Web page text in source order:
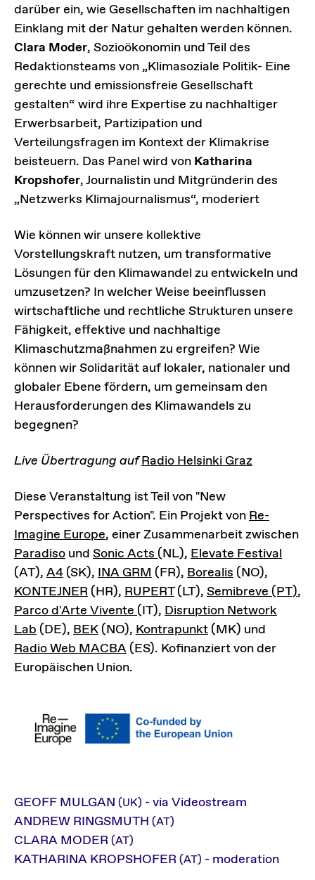
darüber ein, wie Gesellschaften im nachhaltigen
Einklang mit der Natur gehalten werden können.
Clara Moder, Sozioökonomin und Teil des
Redaktionsteams von „Klimasoziale Politik- Eine
gerechte und emissionsfreie Gesellschaft
gestalten“ wird ihre Expertise zu nachhaltiger
Erwerbsarbeit, Partizipation und
Verteilungsfragen im Kontext der Klimakrise
beisteuern. Das Panel wird von Katharina
Kropshofer, Journalistin und Mitgründerin des
„Netzwerks Klimajournalismus“, moderiert
Wie können wir unsere kollektive
Vorstellungskraft nutzen, um transformative
Lösungen für den Klimawandel zu entwickeln und
umzusetzen? In welcher Weise beeinflussen
wirtschaftliche und rechtliche Strukturen unsere
Fähigkeit, effektive und nachhaltige
Klimaschutzmaßnahmen zu ergreifen? Wie
können wir Solidarität auf lokaler, nationaler und
globaler Ebene fördern, um gemeinsam den
Herausforderungen des Klimawandels zu
begegnen?
Live Übertragung aufRadio Helsinki Graz
Diese Veranstaltung ist Teil von "New
Perspectives for Action". Ein Projekt von Re-
Imagine Europe, einer Zusammenarbeit zwischen
Paradiso und Sonic Acts (NL), Elevate Festival
(AT), A4 (SK), INA GRM (FR), Borealis (NO),
KONTEJNER (HR), RUPERT(LT), Semibreve (PT),
Parco d'Arte Vivente (IT), Disruption Network
Lab (DE), BEK (NO), Kontrapunkt (MK) und
Radio Web MACBA (ES). Kofinanziert von der
Europäischen Union.
GEOFF MULGAN (UK) - via Videostream
ANDREW RINGSMUTH (AT)
CLARA MODER (AT)
KATHARINA KROPSHOFER (AT) - moderation